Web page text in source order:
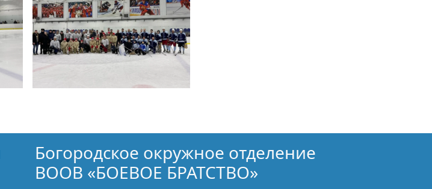
Богородское окружное отделение
ВООВ «БОЕВОЕ БРАТСТВО»